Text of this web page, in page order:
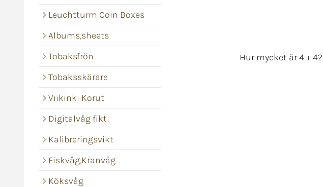
Leuchtturm Coin Boxes
Albums,sheets
Tobaksfrön
Tobaksskärare
Viikinki Korut
Digitalvåg fikti
Kalibreringsvikt
Fiskvåg,Kranvåg
Köksvåg
Hur mycket är 4+4?